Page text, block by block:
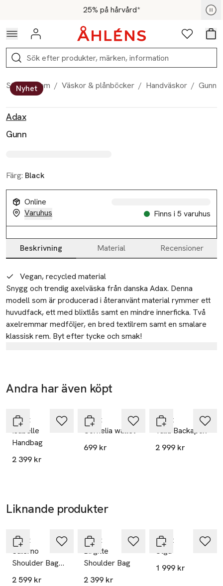
Hoppa till navigationsmenyn25% på hårvård*
För medlemmar - Shoppa nu
Logga in Favoriter
Sök
Start / Dam / Väskor & plånböcker / Handväskor / Gunn
Nyhet
Adax
Gunn
Färg: Black
Online
Varuhus
Finns i 5 varuhus
Beskrivning Material Recensioner
Beskrivning
Vegan, recycled material
Snygg och trendig axelväska från danska Adax. Denna
modell som är producerad i återanvänt material rymmer ett
huvudfack, ett med blixtlås samt en mindre innerficka. Två
axelremmar medföljer, en bred textilrem samt en smalare
klassisk rem. Byt efter tycke och smak!
Vestre Hedevej 18
4000 Roskilde
E-post
adax@adax.dk
Mobilnummer
SKU: 65973662
Andra har även köpt
Adax
Isabelle
Handbag
2 399 kr
Adax
Cornelia wallet
699 kr
Adax
Talia Backapck
2 999 kr
Liknande produkter
Adax
Salerno
Shoulder Bag
Sia
2 599 kr
Adax
Birgitte
Shoulder Bag
2 399 kr
Adax
Olga
1 999 kr